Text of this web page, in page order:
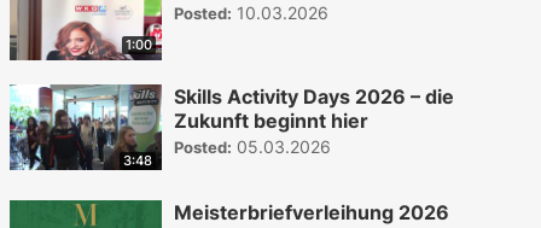
1:00
Posted: 10.03.2026
3:48
Skills Activity Days 2026 – die
Zukunft beginnt hier
Posted: 05.03.2026
Meisterbriefverleihung 2026